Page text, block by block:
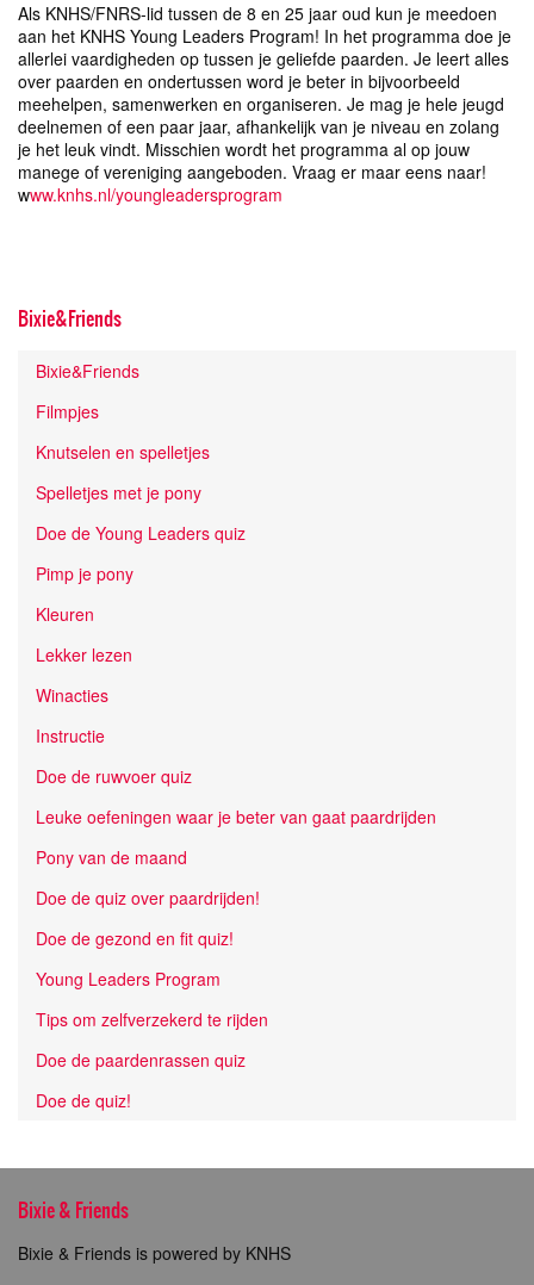
Als KNHS/FNRS-lid tussen de 8 en 25 jaar oud kun je meedoen
aan het KNHS Young Leaders Program! In het programma doe je
allerlei vaardigheden op tussen je geliefde paarden. Je leert alles
over paarden en ondertussen word je beter in bijvoorbeeld
meehelpen, samenwerken en organiseren. Je mag je hele jeugd
deelnemen of een paar jaar, afhankelijk van je niveau en zolang
je het leuk vindt. Misschien wordt het programma al op jouw
manege of vereniging aangeboden. Vraag er maar eens naar!
www.knhs.nl/youngleadersprogram
Bixie&Friends
Bixie&Friends
Filmpjes
Knutselen en spelletjes
Spelletjes met je pony
Doe de Young Leaders quiz
Pimp je pony
Kleuren
Lekker lezen
Winacties
Instructie
Doe de ruwvoer quiz
Leuke oefeningen waar je beter van gaat paardrijden
Pony van de maand
Doe de quiz over paardrijden!
Doe de gezond en fit quiz!
Young Leaders Program
Tips om zelfverzekerd te rijden
Doe de paardenrassen quiz
Doe de quiz!
Bixie & Friends
Bixie & Friends is powered by KNHS